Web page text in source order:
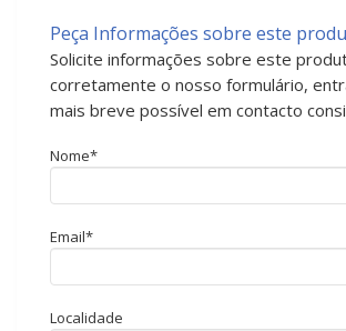
Peça Informações sobre este
Solicite informações sobre este
corretamente o nosso formulário,
mais breve possível em contacto
Nome*
Email*
Localidade